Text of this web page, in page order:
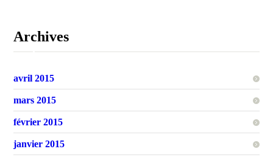
Archives
avril 2015
mars 2015
février 2015
janvier 2015